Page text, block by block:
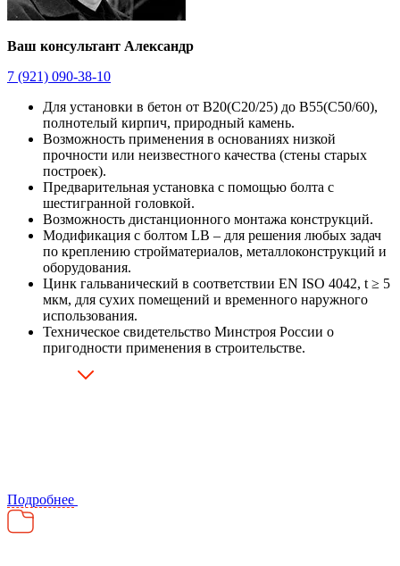
Ваш консультант Александр
7 (921) 090-38-10
Для установки в бетон от В20(С20/25) до В55(С50/60),
полнотелый кирпич, природный камень.
Возможность применения в основаниях низкой
прочности или неизвестного качества (стены старых
построек).
Предварительная установка с помощью болта с
шестигранной головкой.
Возможность дистанционного монтажа конструкций.
Модификация с болтом LB – для решения любых задач
по креплению стройматериалов, металлоконструкций и
оборудования.
Цинк гальванический в соответствии EN ISO 4042, t ≥ 5
мкм, для сухих помещений и временного наружного
использования.
Техническое свидетельство Минстроя России о
пригодности применения в строительстве.
Подробнее